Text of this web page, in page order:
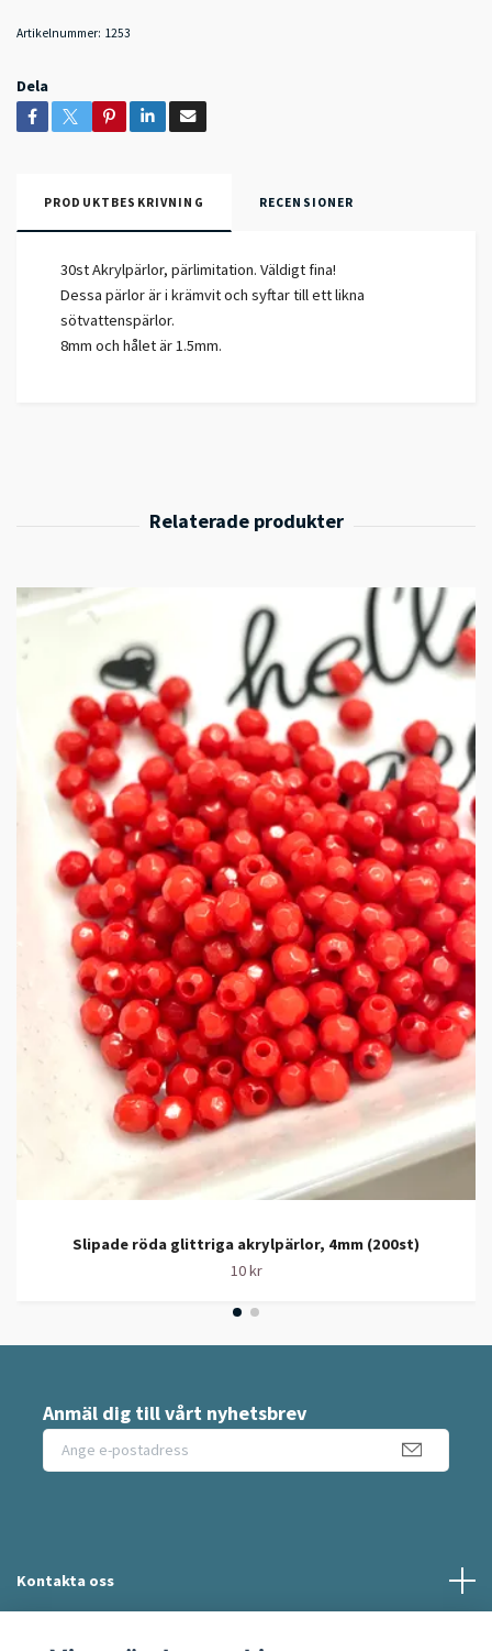
Artikelnummer: 1253
Dela
PRODUKTBESKRIVNING RECENSIONER
30st Akrylpärlor, pärlimitation. Väldigt fina!
Dessa pärlor är i krämvit och syftar till ett likna
sötvattenspärlor.
8mm och hålet är 1.5mm.
Slipade röda glittriga akrylpärlor, 4mm (200st)
10 kr
Anmäl dig till vårt nyhetsbrev
Kontakta oss